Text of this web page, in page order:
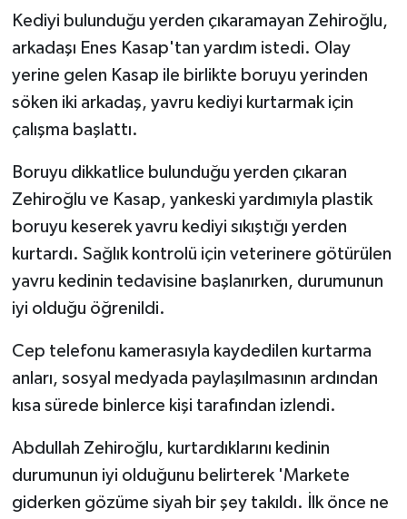
Kediyi bulunduğu yerden çıkaramayan Zehiroğlu,
arkadaşı Enes Kasap'tan yardım istedi. Olay
yerine gelen Kasap ile birlikte boruyu yerinden
söken iki arkadaş, yavru kediyi kurtarmak için
çalışma başlattı.
Boruyu dikkatlice bulunduğu yerden çıkaran
Zehiroğlu ve Kasap, yankeski yardımıyla plastik
boruyu keserek yavru kediyi sıkıştığı yerden
kurtardı. Sağlık kontrolü için veterinere götürülen
yavru kedinin tedavisine başlanırken, durumunun
iyi olduğu öğrenildi.
Cep telefonu kamerasıyla kaydedilen kurtarma
anları, sosyal medyada paylaşılmasının ardından
kısa sürede binlerce kişi tarafından izlendi.
Abdullah Zehiroğlu, kurtardıklarını kedinin
durumunun iyi olduğunu belirterek 'Markete
giderken gözüme siyah bir şey takıldı. İlk önce ne